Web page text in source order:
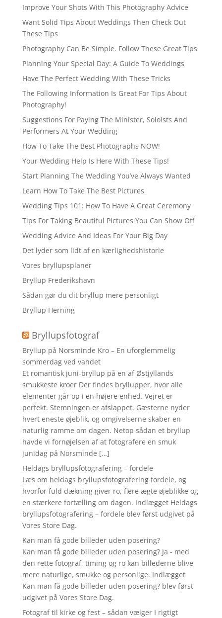
Improve Your Shots With This Photography Advice
Want Solid Tips About Weddings Then Check Out
These Tips
Photography Can Be Simple. Follow These Great Tips
Planning Your Special Day: A Guide To Weddings
Have The Perfect Wedding With These Tricks
The Following Information Is Great For Tips About
Photography!
Suggestions For Paying The Minister, Soloists And
Performers At Your Wedding
How To Take The Best Photographs NOW!
Your Wedding Help Is Here With These Tips!
Start Planning The Wedding You’ve Always Wanted
Learn How To Take The Best Pictures
Wedding Tips 101: How To Have A Great Ceremony
Tips For Taking Beautiful Pictures You Can Show Off
Wedding Advice And Ideas For Your Big Day
Det lyder som lidt af en kærlighedshistorie
Vores bryllupsplaner
Bryllup Frederikshavn
Sådan gør du dit bryllup mere personligt
Bryllup Herning
Bryllupsfotograf
Bryllup på Norsminde Kro – En uforglemmelig
sommerdag ved vandet
Et romantisk juni-bryllup på en af Østjyllands
smukkeste kroer Der findes bryllupper, hvor alle
elementer går op i en højere enhed. Vejret er
perfekt. Stemningen er afslappet. Gæsterne nyder
hvert eneste øjeblik, og omgivelserne skaber en
naturlig ramme om dagen. Netop sådan et bryllup
havde vi fornøjelsen af at fotografere en smuk
junidag på Norsminde […]
Heldags bryllupsfotografering – fordele
Læs om heldags bryllupsfotografering fordele, og
hvorfor fuld dækning giver ro, flere ægte øjeblikke og
en stærkere fortælling om dagen. Indlægget Heldags
bryllupsfotografering – fordele blev først udgivet på
Vores Store Dag.
Kan man få gode billeder uden posering?
Kan man få gode billeder uden posering? Ja - med
den rette fotograf, timing og ro kan billederne blive
mere naturlige, smukke og personlige. Indlægget
Kan man få gode billeder uden posering? blev først
udgivet på Vores Store Dag.
Fotograf til kirke og fest – sådan vælger I rigtigt